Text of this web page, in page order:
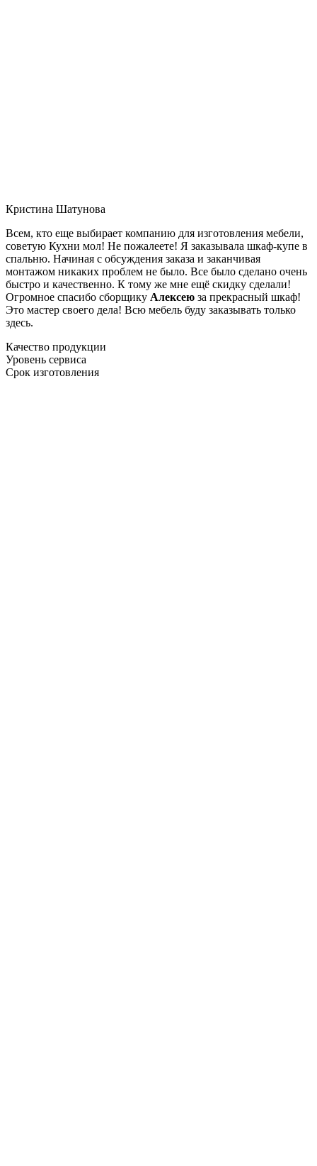
Кристина Шатунова
Всем, кто еще выбирает компанию для изготовления мебели,
советую Кухни мол! Не пожалеете! Я заказывала шкаф-купе в
спальню. Начиная с обсуждения заказа и заканчивая
монтажом никаких проблем не было. Все было сделано очень
быстро и качественно. К тому же мне ещё скидку сделали!
Огромное спасибо сборщику Алексею за прекрасный шкаф!
Это мастер своего дела! Всю мебель буду заказывать только
здесь.
Качество продукции
Уровень сервиса
Срок изготовления